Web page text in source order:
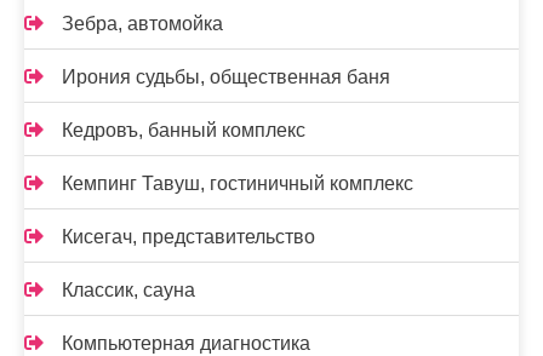
Зебра, автомойка
Ирония судьбы, общественная баня
Кедровъ, банный комплекс
Кемпинг Тавуш, гостиничный комплекс
Кисегач, представительство
Классик, сауна
Компьютерная диагностика